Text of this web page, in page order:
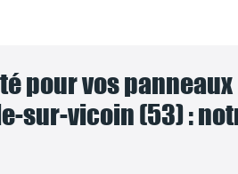
pour vos panneaux
sur-vicoin (53) :